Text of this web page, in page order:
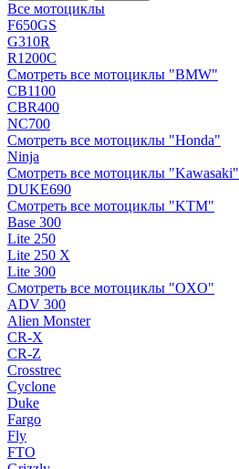
Все мотоциклы
F650GS
G310R
R1200C
Смотреть все мотоциклы "BMW"
CB1100
CBR400
NC700
Смотреть все мотоциклы "Honda"
Ninja
Смотреть все мотоциклы "Kawasaki"
DUKE690
Смотреть все мотоциклы "KTM"
Base 300
Lite 250
Lite 250 X
Lite 300
Смотреть все мотоциклы "OXO"
ADV 300
Alien Monster
CR-X
CR-Z
Crosstrec
Cyclone
Duke
Fargo
Fly
FTO